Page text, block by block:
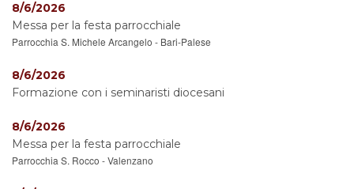
8/6/2026
Messa per la festa parrocchiale
Parrocchia S. Michele Arcangelo - Bari-Palese
8/6/2026
Formazione con i seminaristi diocesani
8/6/2026
Messa per la festa parrocchiale
Parrocchia S. Rocco - Valenzano